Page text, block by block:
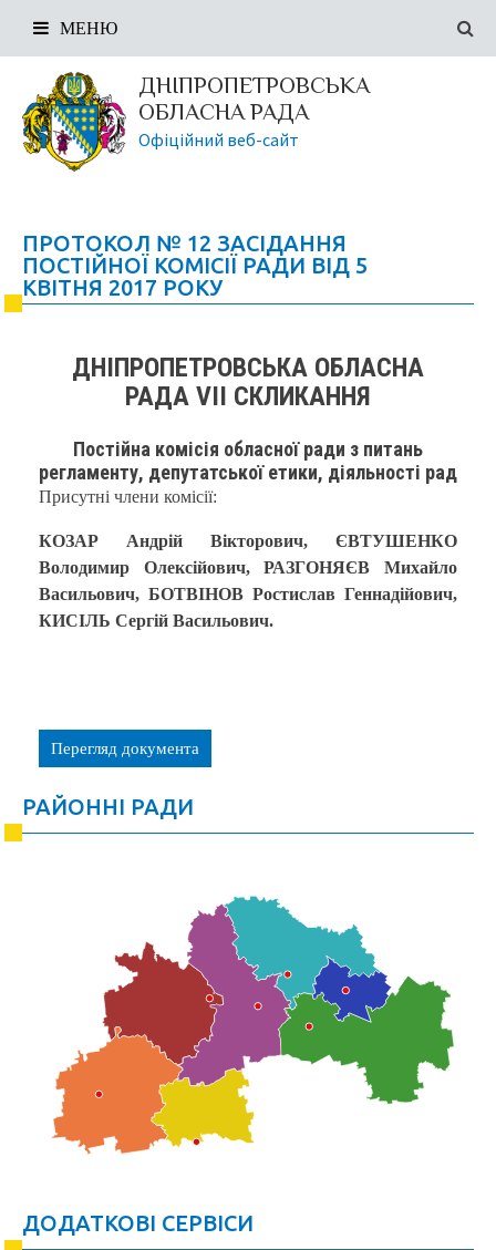
ДНІПРОПЕТРОВСЬКА
ОБЛАСНА РАДА
Офіційний веб-сайт
МЕНЮ
ПРОТОКОЛ № 12 ЗАСІДАННЯ
ПОСТІЙНОЇ КОМІСІЇ РАДИ ВІД 5
КВІТНЯ 2017 РОКУ
ДНІПРОПЕТРОВСЬКА ОБЛАСНА
РАДА VIІ СКЛИКАННЯ
Постійна комісія обласної ради з питань
регламенту, депутатської етики, діяльності рад
Присутні члени комісії:
КОЗАР Андрій Вікторович, ЄВТУШЕНКО
Володимир Олексійович,РАЗГОНЯЄВ Михайло
Васильович, БОТВІНОВ Ростислав Геннадійович,
КИСІЛЬ Сергій Васильович.
Перегляд документа
РАЙОННІ РАДИ
ДОДАТКОВІ СЕРВІСИ